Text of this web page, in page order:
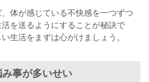
体が感じている不快感を一つずつ
を送るようにすることが秘訣で
生活をまずは心がけましょう。
事が多いせい